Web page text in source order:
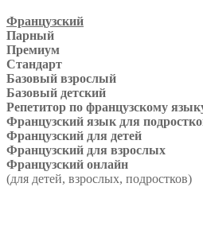
Французский
Парный
Премиум
Стандарт
Базовый взрослый
Базовый детский
Репетитор по французскому
Французский язык для
Французский для детей
Французский для взрослых
Французский онлайн
(для детей, взрослых, подростков)